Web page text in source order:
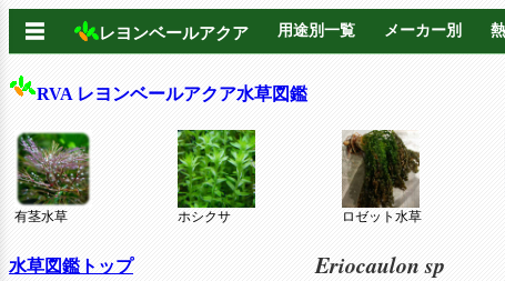
☰ レヨンベールアクア 用途別一覧 メーカー別
RVA レヨンベールアクア水草図鑑
有茎水草 ホシクサ ロゼット水草
Eriocaulon sp
水草図鑑トップ